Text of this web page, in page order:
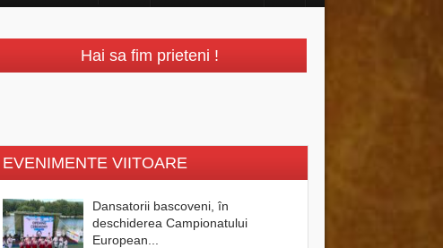
Hai sa fim prieteni !
EVENIMENTE VIITOARE
Dansatorii bascoveni, în
deschiderea Campionatului
European...